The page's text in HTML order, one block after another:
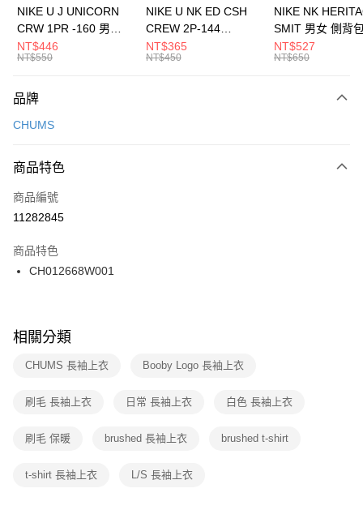
元大商業銀行
台灣樂天信用卡公司
全盈+PAY
AFTEE先享後付
【關於「AFTEE先享後付」】
便利好安心！
３．安心：先確認商品／服務後，再付款。
【「AFTEE先享後付」結帳流程】
１．於結帳方式選擇「AFTEE先享後付」後，將跳轉至「AFTEE先享後付」
２．訂單成立數日內，您將收到繳費通知簡訊。
３．收到繳費通知簡訊後14天內，點擊此簡訊中的連結，可透過四大超商／
ATM／網路銀行／等多元方式進行付款，方視為交易完成。
※ 交易是否成功請以「AFTEE先享後付 」之結帳頁面顯示為準，若有關於
是否繳費成功／繳費後需取消欲退款等相關疑問，請聯繫「AFTEE先享後付
客戶支援中心」 https://netprotections.freshdesk.com/support/home
１．透過由恩沛科技股份有限公司提供之「AFTEE先享後付」服務完成之交
權轉讓予恩沛科技股份有限公司。
３．未成年的使用者請事先徵得法定代理人或監護人之同意方可使用
運送方式
每筆NT$100，滿NT$1,500(含以上)免運費
宅配
每筆NT$100，滿NT$1,500(含以上)免運費
付款後門市自取
每筆NT$100，滿NT$1,500(含以上)免運費
NIKE U J UNICORN
CRW 1PR -160 男女
中統襪 FZ3393100
NT$446
NT$550
NIKE U NK ED CSH
CREW 2P-144
EMBRDY 男女 短統襪
FZ3073133
NT$365
NT$450
NIKE NK
SMIT 男女 側背
BA5871010
NT$527
NT$650
品牌
CHUMS
商品特色
商品編號
11282845
商品特色
CH012668W001
相關分類
CHUMS 長袖上衣 Booby Logo 長袖上衣
刷毛 長袖上衣 日常 長袖上衣 白色 長袖上衣
刷毛 保暖 brushed 長袖上衣 brushed t-shirt
t-shirt 長袖上衣 L/S 長袖上衣